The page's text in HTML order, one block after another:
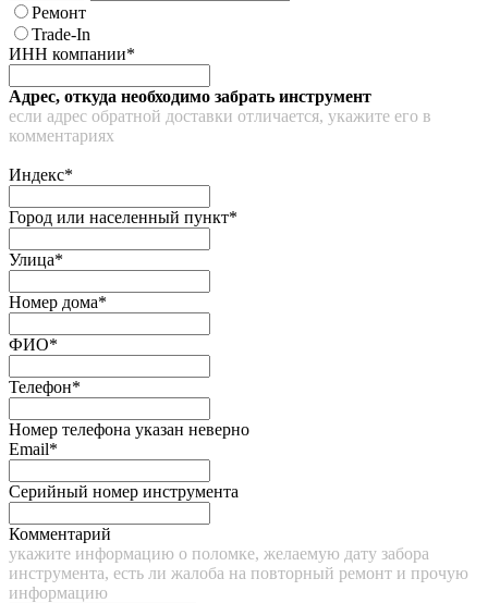
Ремонт
Trade-In
ИНН компании*
Адрес, откуда необходимо забрать инструмент
если адрес обратной доставки отличается, укажите его в
комментариях
Индекс*
Город или населенный пункт*
Улица*
Номер дома*
ФИО*
Телефон*
Номер телефона указан неверно
Email*
Серийный номер инструмента
Комментарий
укажите информацию о поломке, желаемую дату забора
инструмента, есть ли жалоба на повторный ремонт и прочую
информацию